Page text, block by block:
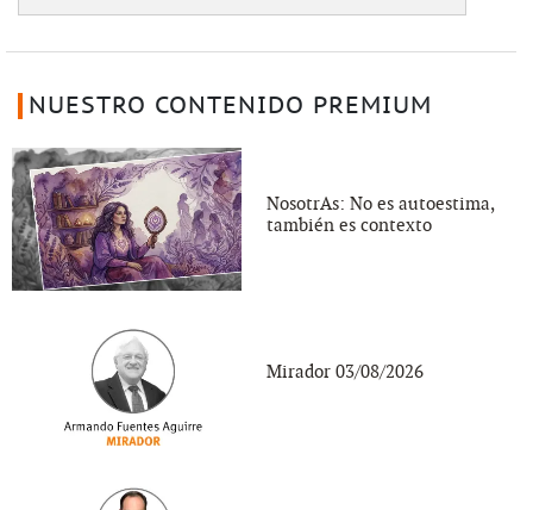
NUESTRO CONTENIDO PREMIUM
NosotrAs: No es autoestima,
también es contexto
Mirador 03/08/2026